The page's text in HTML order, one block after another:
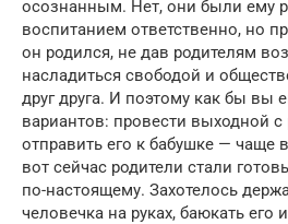
осознанным. Нет, они были ему
воспитанием ответственно, но
он родился, не дав родителям
насладиться свободой и
друг друга. И поэтому как бы вы
вариантов: провести выходной
отправить его к бабушке — чаще
вот сейчас родители стали
по-настоящему. Захотелось
человечка на руках, баюкать его